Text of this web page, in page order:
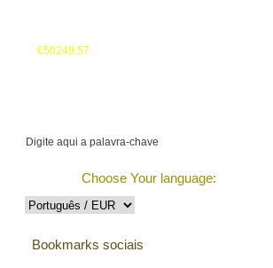
€50249.57
Choose Your language:
Bookmarks sociais